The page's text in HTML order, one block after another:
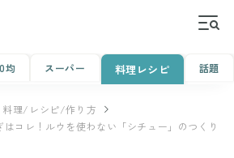
均 スーパー 料理レシピ 話題
料理/レシピ/作り方
はコレ！ルウを使わない「シチュー」のつくり